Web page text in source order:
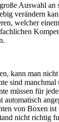
Auswahl an
verändern
welcher
fachlichen
kann man
sind
müssen für
automatisch
von Boxen
nicht richtig